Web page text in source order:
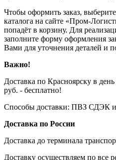
Чтобы оформить заказ,
каталога на сайте «Пром-
попадёт в корзину. Для
заполните форму оформления
Вами для уточнения деталей и
Важно!
Доставка по Красноярску в
руб. - бесплатно!
Способы доставки: ПВЗ СДЭК и
Доставка по России
Доставка до терминала
Доставку осуществляем по все